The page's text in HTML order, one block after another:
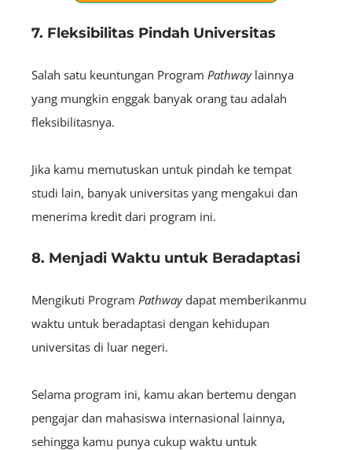
7. Fleksibilitas Pindah Universitas
Salah satu keuntungan Program Pathwaylainnya
yang mungkin enggak banyak orang tau adalah
fleksibilitasnya.
Jika kamu memutuskan untuk pindah ke tempat
studi lain, banyak universitas yang mengakui dan
menerima kredit dari program ini.
8. Menjadi Waktu untuk Beradaptasi
Mengikuti Program Pathwaydapat memberikanmu
waktu untuk beradaptasi dengan kehidupan
universitas di luar negeri.
Selama program ini, kamu akan bertemu dengan
pengajar dan mahasiswa internasional lainnya,
sehingga kamu punya cukup waktu untuk